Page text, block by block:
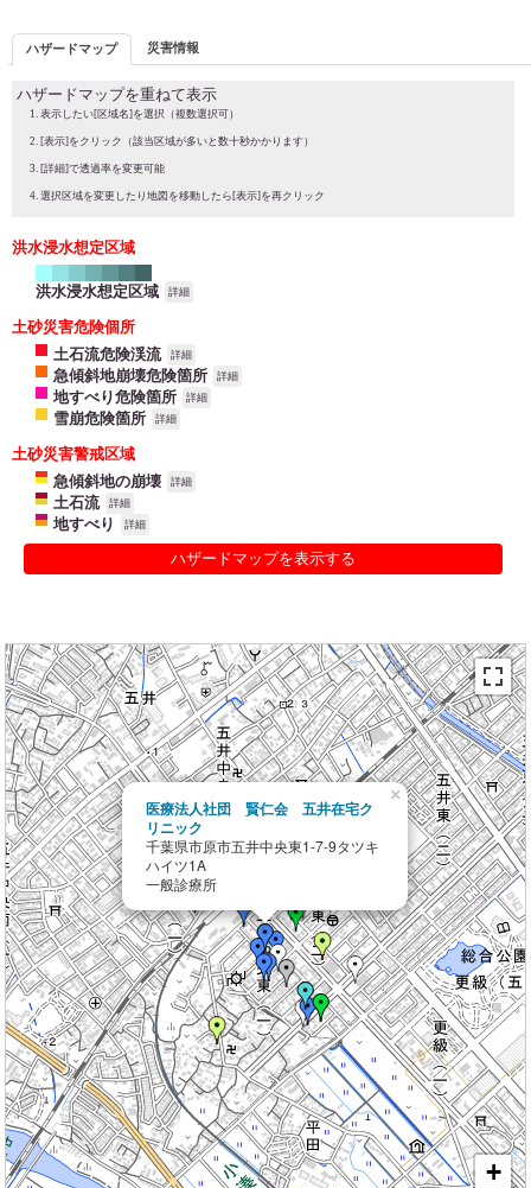
ハザードマップ 災害情報
ハザードマップを重ねて表示
表示したい[区域名]を選択（複数選択可）
[表示]をクリック（該当区域が多いと数十秒かかります）
[詳細]で透過率を変更可能
選択区域を変更したり地図を移動したら[表示]を再クリック
洪水浸水想定区域
洪水浸水想定区域 詳細
土砂災害危険個所
土石流危険渓流
詳細
急傾斜地崩壊危険箇所 詳細
地すべり危険箇所 詳細
雪崩危険箇所 詳細
土砂災害警戒区域
急傾斜地の崩壊
詳細
土石流 詳細
地すべり 詳細
ハザードマップを表示する
医療法人社団 賢仁会 五井在宅ク
リニック
千葉県市原市五井中央東1-7-9タツキ
ハイツ1A
一般診療所
×
+